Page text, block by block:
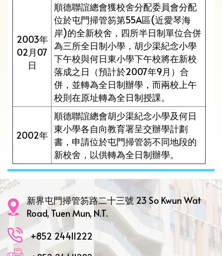
2003年
02月07
日
順德聯誼總會獲校舍分配委員會分配
位於屯門掃管笏第55A區(近愛琴海
岸)的全新校舍，四所半日制單位合併
為三所全日制小學，胡少渠紀念小學
下午校與何日東小學下午校將在新校
落成之日（預計於2007年9月）合
併，並轉為全日制辦學，而兩校上午
校則在原址轉為全日制授課。
2002年
順德聯誼總會胡少渠紀念小學及何日
東小學各自向教育署呈交辦學計劃
書，申請位於屯門掃管笏不同地段的
新校舍，以供轉為全日制辦學。
新界屯門掃管笏路二十三號 23 So Kwun Wat
Road, Tuen Mun, N.T.
+852 24411222